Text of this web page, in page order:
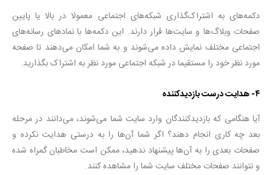
دکمه‌های به اشتراک‌گذاری شبکه‌های اجتماعی معمولا در بالا یا پایین
صفحات وبلاگ‌ها و سایت‌ها قرار دارند. این دکمه‌ها با نمادهای رسانه‌های
اجتماعی مختلف نمایش داده می‌شوند و به شما امکان می‌دهند تا صفحه
مورد نظر خود را مستقیما در شبکه اجتماعی مورد نظر به اشتراک بگذارید.
۴- هدایت درست بازدیدکننده
آیا هنگامی که بازدیدکنندگان وارد سایت شما می‌شوند، می‌دانند در مرحله
بعد چه کاری انجام دهند؟ اگر شما آن‌ها را به درستی هدایت نکرده و
صفحات بعدی را به آن‌ها پیشنهاد ندهید، ممکن است مخاطبان گمراه شده
و نتوانند صفحات مختلف سایت شما را مشاهده کنند.